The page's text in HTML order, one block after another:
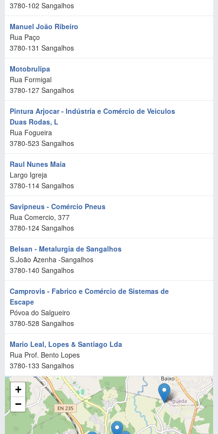
3780-102 Sangalhos
Manuel João Ribeiro
Rua Paço
3780-131 Sangalhos
Motobrulipa
Rua Formigal
3780-127 Sangalhos
Pintura Arjocar - Indústria e Comércio de Veiculos
Duas Rodas, L
Rua Fogueira
3780-523 Sangalhos
Raul Nunes Maia
Largo Igreja
3780-114 Sangalhos
Savipneus - Comércio Pneus
Rua Comercio, 377
3780-124 Sangalhos
Belsan - Metalurgia de Sangalhos
S.João Azenha -Sangalhos
3780-140 Sangalhos
Camprovis - Fabrico e Comércio de Sistemas de
Escape
Póvoa do Salgueiro
3780-528 Sangalhos
Mario Leal, Lopes & Santiago Lda
Rua Prof. Bento Lopes
3780-133 Sangalhos
+
−